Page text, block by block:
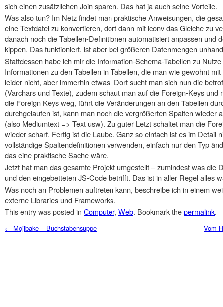
sich einen zusätzlichen Join sparen. Das hat ja auch seine Vorteile.
Was also tun? Im Netz findet man praktische Anweisungen, die
eine Textdatei zu konvertieren, dort dann mit iconv das Gleiche zu
danach noch die Tabellen-Definitionen automatisiert anpassen und
kippen. Das funktioniert, ist aber bei größeren Datenmengen
Stattdessen habe ich mir die Information-Schema-Tabellen zu
Informationen zu den Tabellen in Tabellen, die man wie gewohnt
leider nicht, aber immerhin etwas. Dort sucht man sich nun die
(Varchars und Texte), zudem schaut man auf die Foreign-Keys
die Foreign Keys weg, führt die Veränderungen an den Tabellen
durchgelaufen ist, kann man noch die vergrößerten Spalten wieder
(also Mediumtext => Text usw). Zu guter Letzt schaltet man die
wieder scharf. Fertig ist die Laube. Ganz so einfach ist es im Detail
vollständige Spaltendefinitionen verwenden, einfach nur den Typ
das eine praktische Sache wäre.
Jetzt hat man das gesamte Projekt umgestellt – zumindest was die
und den eingebetteten JS-Code betrifft. Das ist in aller Regel alles
Was noch an Problemen auftreten kann, beschreibe ich in einem
externe Libraries und Frameworks.
This entry was posted in Computer, Web. Bookmark thepermalink.
Post navigation
← Mojibake – Buchstabensuppe Vom